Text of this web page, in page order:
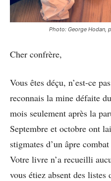
Photo: George Hodan,
Cher confrère,
Vous êtes déçu, n’est-ce
reconnais la mine défaite
mois seulement après la
Septembre et octobre ont
stigmates d’un âpre
Votre livre n’a recueilli
vous étiez absent des